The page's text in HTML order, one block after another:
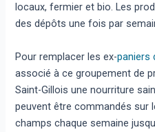
locaux, fermier et bio. Les
des dépôts une fois par
Pour remplacer les ex-paniers
associé à ce groupement de
Saint-Gillois une nourriture
peuvent être commandés sur
champs chaque semaine